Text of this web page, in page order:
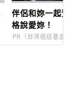
伴侶和妳一起預防
格說愛妳！
PR（台灣癌症基金會）